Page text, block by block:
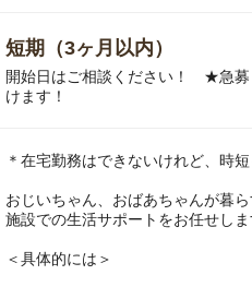
短期（3ヶ月以内）
開始日はご相談ください！ ★急
けます！
＊在宅勤務はできないけれど、時
おじいちゃん、おばあちゃんが暮ら
施設での生活サポートをお任せしま
＜具体的には＞